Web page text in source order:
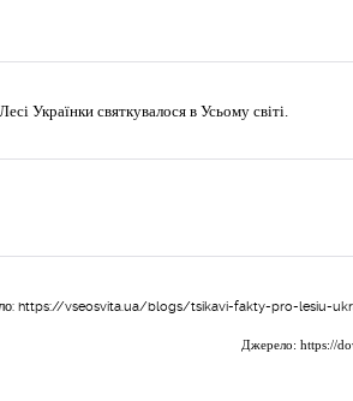
Українки святкувалося в Усьому світі.
https://vseosvita.ua/blogs/tsikavi-fakty-pro-lesiu-
Джерело: https://